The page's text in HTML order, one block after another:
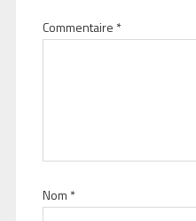
Commentaire *
Nom *